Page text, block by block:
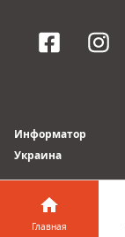
Информатор
Украина
Главная